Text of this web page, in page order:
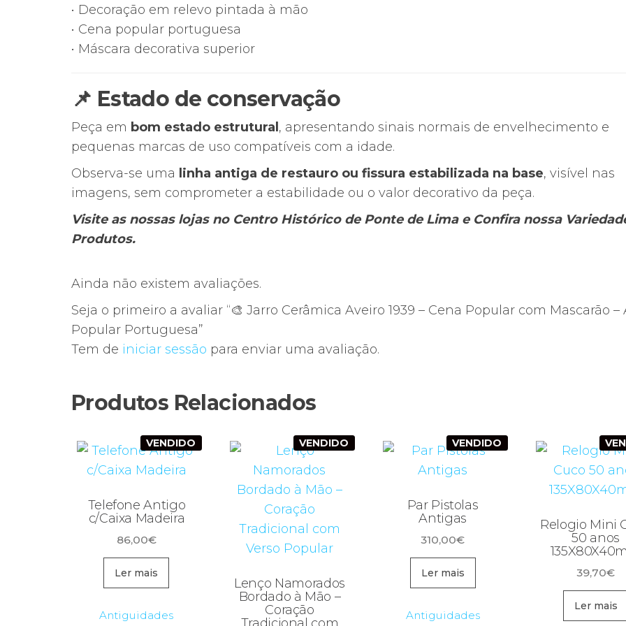
• Decoração em relevo pintada à mão
• Cena popular portuguesa
• Máscara decorativa superior
📌 Estado de conservação
Peça em bom estado estrutural , apresentando sinais normais de envelhecimento e
pequenas marcas de uso compatíveis com a idade.
Observa-se uma linha antiga de restauro ou fissura estabilizada na base, visível nas
imagens, sem comprometer a estabilidade ou o valor decorativo da peça.
Visite as nossas lojas no Centro Histórico de Ponte de Lima e Confira nossa
Produtos.
Ainda não existem avaliações.
Seja o primeiro a avaliar “🎨 Jarro Cerâmica Aveiro 1939 – Cena Popular com Mascarão –
Popular Portuguesa”
Tem de iniciar sessão para enviar uma avaliação.
Produtos Relacionados
VENDIDO
Telefone Antigo
c/Caixa Madeira
86,00€
Ler mais
Antiguidades
VENDIDO
Lenço Namorados
Bordado à Mão –
Coração
VENDIDO
Par Pistolas
Antigas
310,00€
Ler mais
Antiguidades
Relogio Mini
50 anos
39,70€
Ler mais